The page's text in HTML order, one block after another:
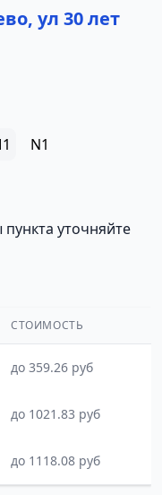
ул 30 лет
N1
уточняйте
СТОИМОСТЬ
до 359.26 руб
до 1021.83 руб
до 1118.08 руб